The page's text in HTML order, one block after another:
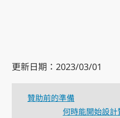
更新日期：2023/03/01
贊助前的準備
何時能開始設